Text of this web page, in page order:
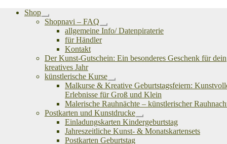
Shop
Untermenü
öffnen
Shopnavi – FAQ
Untermenü
öffnen
allgemeine Info/ Datenpiraterie
für Händler
Kontakt
Der Kunst-Gutschein: Ein besonderes Geschenk für dein
kreatives Jahr
künstlerische Kurse
Untermenü
öffnen
Malkurse & Kreative Geburtstagsfeiern:
Erlebnisse für Groß und Klein
Malerische Rauhnächte – künstlerischer
Postkarten und Kunstdrucke
Untermenü
öffnen
Einladungskarten Kindergeburtstag
Jahreszeitliche Kunst- & Monatskartensets
Postkarten Geburtstag